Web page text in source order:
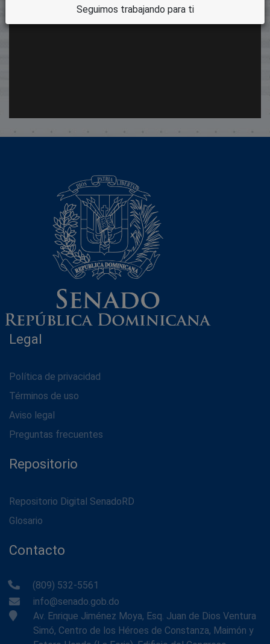
Legal
Política de privacidad
Términos de uso
Aviso legal
Preguntas frecuentes
Repositorio
Repositorio Digital SenadoRD
Glosario
Contacto
(809) 532-5561
info@senado.gob.do
Av. Enrique Jiménez Moya, Esq. Juan de Dios Ventura
Simó, Centro de los Héroes de Constanza, Maimón y
Seguimos trabajando para ti